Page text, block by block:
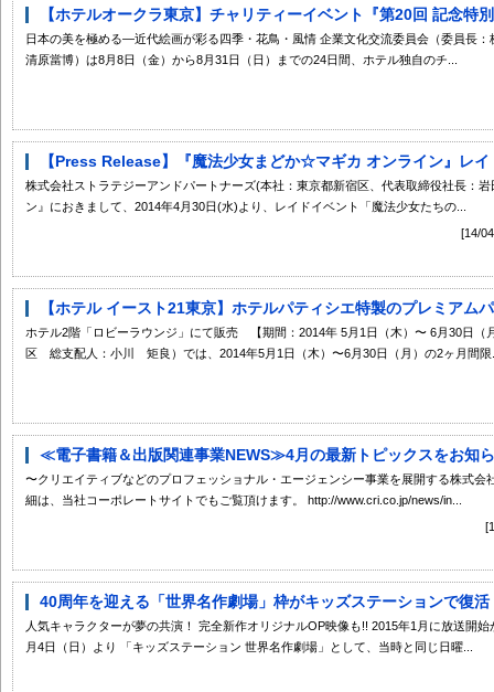
【ホテルオークラ東京】チャリティーイベント『第20回 記念
日本の美を極める―近代絵画が彩る四季・花鳥・風情 企業文化交流委員会（委員長
清原當博）は8月8日（金）から8月31日（日）までの24日間、ホテル独自のチ...
【Press Release】『魔法少女まどか☆マギカ オンライン』レ
株式会社ストラテジーアンドパートナーズ(本社：東京都新宿区、代表取締役社長：
ン』におきまして、2014年4月30日(水)より、レイドイベント「魔法少女たちの...
[14/
【ホテル イースト21東京】ホテルパティシエ特製のプレミアム
ホテル2階「ロビーラウンジ」にて販売 【期間：2014年 5月1日（木）〜 6月30日（
区 総支配人：小川 矩良）では、2014年5月1日（木）〜6月30日（月）の2ヶ月間限
≪電子書籍＆出版関連事業NEWS≫4月の最新トピックスをお知
〜クリエイティブなどのプロフェッショナル・エージェンシー事業を展開する株式
細は、当社コーポレートサイトでもご覧頂けます。 http://www.cri.co.jp/news/in...
40周年を迎える「世界名作劇場」枠がキッズステーションで復活
人気キャラクターが夢の共演！ 完全新作オリジナルOP映像も!! 2015年1月に放送開
月4日（日）より 「キッズステーション 世界名作劇場」として、当時と同じ日曜...